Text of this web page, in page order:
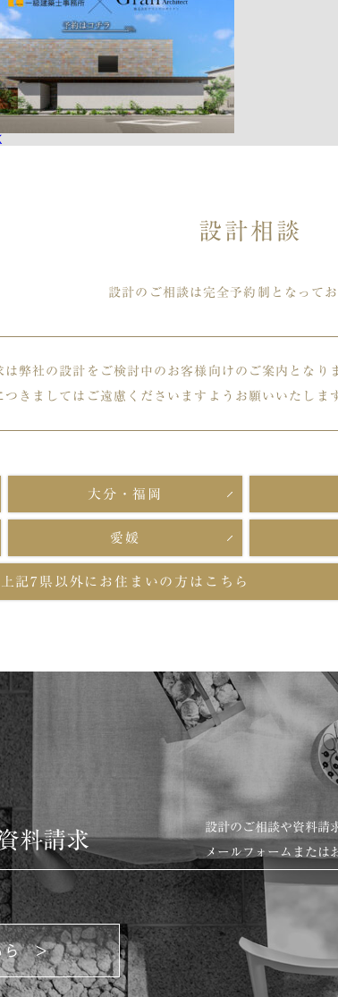
設計相談
設計のご相談は完全予約制となってお
弊社の設計をご検討中のお客様向けのご案内となり
きましてはご遠慮くださいますようお願いいたしま
大分・福岡
愛媛
上記7県以外に お住まいの方はこちら
料請求
設計のご相談や資料請
メールフォームまたは
ら >